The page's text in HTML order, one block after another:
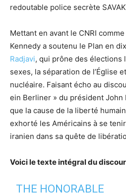
redoutable police secrète
Mettant en avant le CNRI
Kennedy a soutenu le Plan en
Radjavi, qui prône des élections
sexes, la séparation de l’Église
nucléaire. Faisant écho au
ein Berliner » du président John
que la cause de la liberté
exhorté les Américains à se
iranien dans sa quête de
Voici le texte intégral du
THE HONORABLE